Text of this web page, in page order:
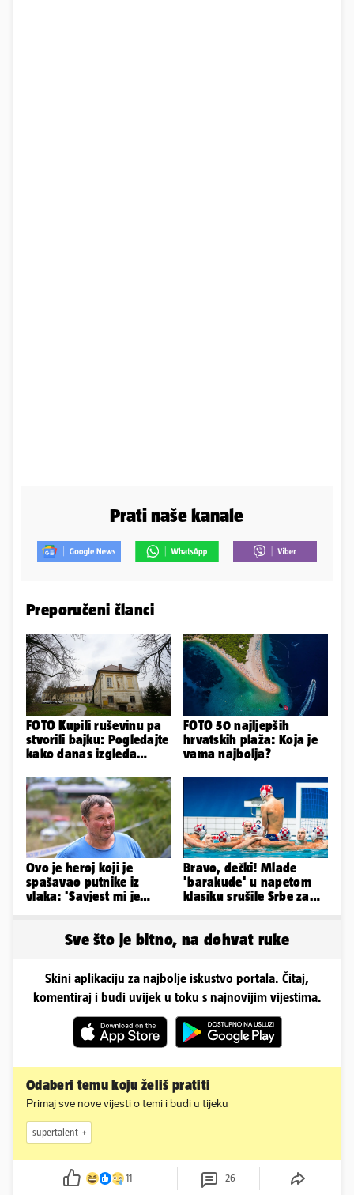
Prati naše kanale
Preporučeni članci
FOTO Kupili ruševinu pa
stvorili bajku: Pogledajte
kako danas izgleda
FOTO 50 najljepših
hrvatskih plaža: Koja je
vama najbolja?
Ovo je heroj koji je
spašavao putnike iz
vlaka: 'Savjest mi je
Bravo, dečki! Mlade
'barakude' u napetom
klasiku srušile Srbe za
Sve što je bitno, na dohvat ruke
Skini aplikaciju za najbolje iskustvo portala. Čitaj,
komentiraj i budi uvijek u toku s najnovijim vijestima.
Odaberi temu koju želiš pratiti
Primaj sve nove vijesti o temi i budi u tijeku
supertalent
11 26